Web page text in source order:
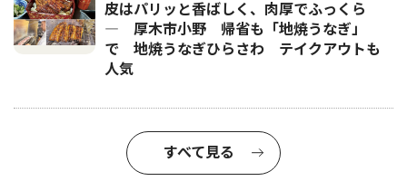
皮はパリッと香ばしく、肉厚でふっくら
― 厚木市小野 帰省も「地焼うなぎ」
で 地焼うなぎひらさわ テイクアウトも
人気
すべて見る